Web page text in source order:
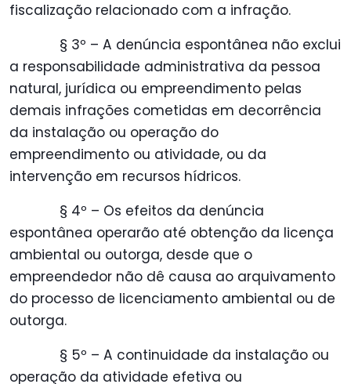
fiscalização relacionado com a infração.
§ 3º – A denúncia espontânea não exclui
a responsabilidade administrativa da pessoa
natural, jurídica ou empreendimento pelas
demais infrações cometidas em decorrência
da instalação ou operação do
empreendimento ou atividade, ou da
intervenção em recursos hídricos.
§ 4º – Os efeitos da denúncia
espontânea operarão até obtenção da licença
ambiental ou outorga, desde que o
empreendedor não dê causa ao arquivamento
do processo de licenciamento ambiental ou de
outorga.
§ 5º – A continuidade da instalação ou
operação da atividade efetiva ou